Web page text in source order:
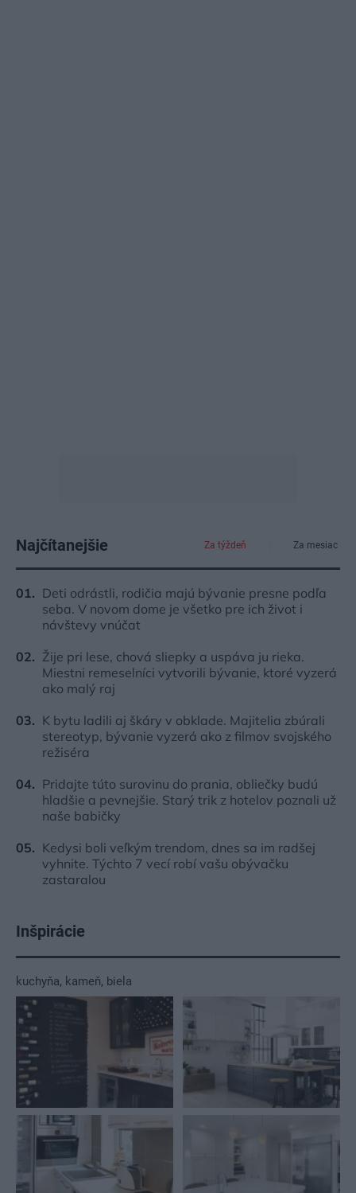
Najčítanejšie Za týždeň Za mesiac
Deti odrástli, rodičia majú bývanie presne podľa
seba. V novom dome je všetko pre ich život i
návštevy vnúčat
Žije pri lese, chová sliepky a uspáva ju rieka.
Miestni remeselníci vytvorili bývanie, ktoré vyzerá
ako malý raj
K bytu ladili aj škáry v obklade. Majitelia zbúrali
stereotyp, bývanie vyzerá ako z filmov svojského
režiséra
Pridajte túto surovinu do prania, obliečky budú
hladšie a pevnejšie. Starý trik z hotelov poznali už
naše babičky
Kedysi boli veľkým trendom, dnes sa im radšej
vyhnite. Týchto 7 vecí robí vašu obývačku
zastaralou
Inšpirácie
kuchyňa, kameň, biela